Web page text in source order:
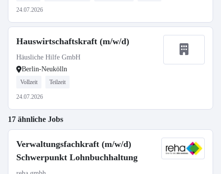
24.07.2026
Hauswirtschaftskraft (m/w/d)
Häusliche Hilfe GmbH
Berlin-Neukölln
Vollzeit Teilzeit
24.07.2026
17 ähnliche Jobs
Verwaltungsfachkraft (m/w/d)
Schwerpunkt Lohnbuchhaltung